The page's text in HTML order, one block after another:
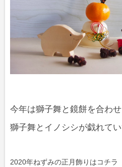
今年は獅子舞と鏡餅を合わせ
獅子舞とイノシシが戯れてい
2020年ねずみの正月飾りはコチラ